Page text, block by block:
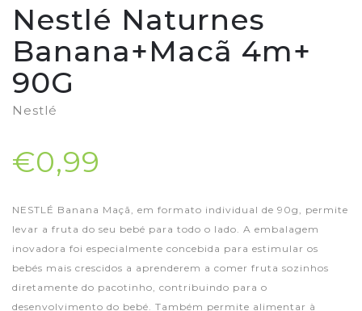
Nestlé Naturnes
Banana+Macã 4m+
90G
Nestlé
€0,99
NESTLÉ Banana Maçã, em formato individual de 90g, permite
levar a fruta do seu bebé para todo o lado. A embalagem
inovadora foi especialmente concebida para estimular os
bebés mais crescidos a aprenderem a comer fruta sozinhos
diretamente do pacotinho, contribuindo para o
desenvolvimento do bebé. Também permite alimentar à